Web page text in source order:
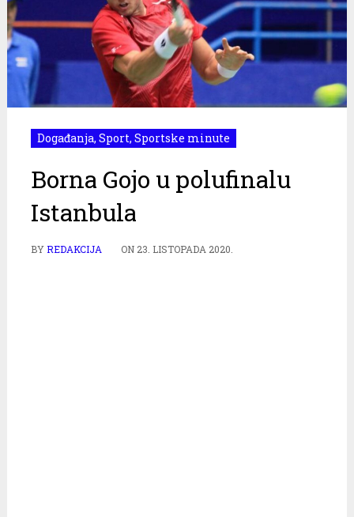
Događanja, Sport, Sportske minute
Borna Gojo u polufinalu
Istanbula
BYREDAKCIJA ON 23. LISTOPADA 2020.